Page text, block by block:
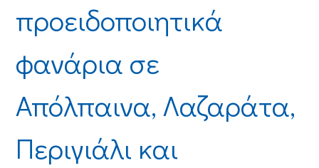
προειδοποιητικά
φανάρια σε
Απόλπαινα, Λαζαράτα,
Περιγιάλι και